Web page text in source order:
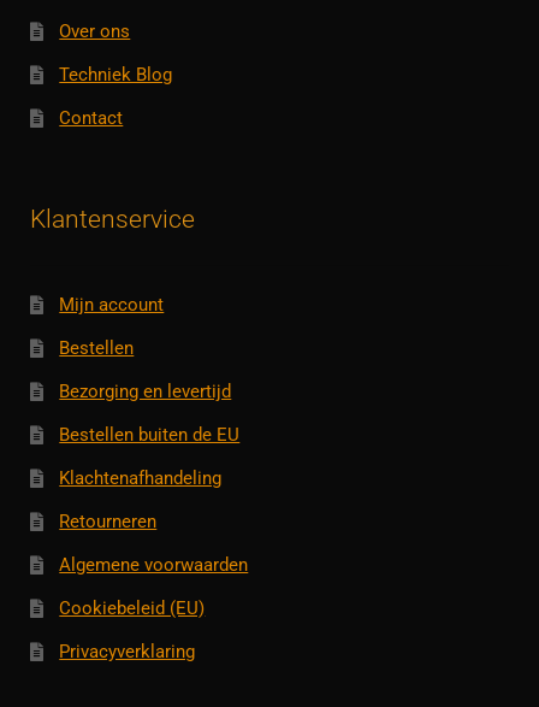
Over ons
Techniek Blog
Contact
Klantenservice
Mijn account
Bestellen
Bezorging en levertijd
Bestellen buiten de EU
Klachtenafhandeling
Retourneren
Algemene voorwaarden
Cookiebeleid (EU)
Privacyverklaring